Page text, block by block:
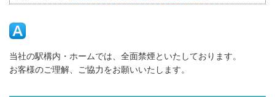
当社の駅構内・ホームでは、全面禁煙といたしております。
お客様のご理解、ご協力をお願いいたします。